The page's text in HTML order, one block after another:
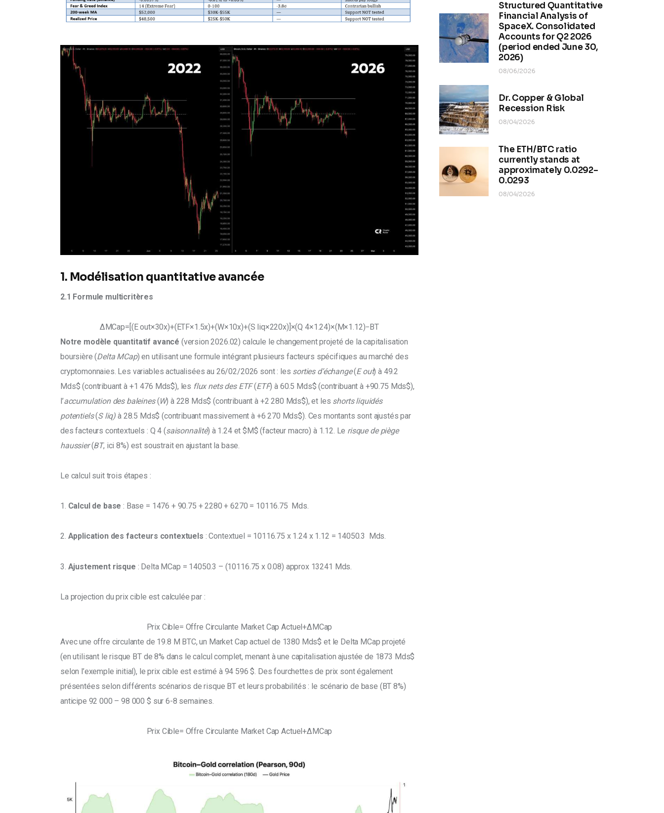
1. Modélisation quantitative avancée
2.1 Formule multicritères
ΔMCap=[(E out ​ ×30x)+(ETF×1.5x)+(W×10x)+(S liq ​ ×220x)]×(Q 4 ​ ×1.24)×(M×1.12)−BT
Notre modèle quantitatif avancé (version 2026.02) calcule le changement projeté de la capitalisation
boursière (Delta MCap) en utilisant une formule intégrant plusieurs facteurs spécifiques au marché des
cryptomonnaies. Les variables actualisées au 26/02/2026 sont : les sorties d’échange (E out) à 49.2
Mds$ (contribuant à +1 476 Mds$), les flux nets des ETF (ETF) à 60.5 Mds$ (contribuant à +90.75 Mds$),
l’accumulation des baleines (W) à 228 Mds$ (contribuant à +2 280 Mds$), et les shorts liquidés
potentiels (S liq) à 28.5 Mds$ (contribuant massivement à +6 270 Mds$). Ces montants sont ajustés par
des facteurs contextuels : Q 4 (saisonnalité) à 1.24 et $M$ (facteur macro) à 1.12. Le risque de piège
haussier (BT, ici 8%) est soustrait en ajustant la base.
Le calcul suit trois étapes :
1. Calcul de base : Base = 1476 + 90.75 + 2280 + 6270 = 10116.75  Mds.
2. Application des facteurs contextuels : Contextuel = 10116.75 x 1.24 x 1.12 = 14050.3  Mds.
3. Ajustement risque : Delta MCap = 14050.3 – (10116.75 x 0.08) approx 13241 Mds.
La projection du prix cible est calculée par :
Prix Cible= Offre Circulante Market Cap Actuel+ΔMCap ​
Avec une offre circulante de 19.8 M BTC, un Market Cap actuel de 1380 Mds$ et le Delta MCap projeté
(en utilisant le risque BT de 8% dans le calcul complet, menant à une capitalisation ajustée de 1873 Mds$
selon l’exemple initial), le prix cible est estimé à 94 596 $. Des fourchettes de prix sont également
présentées selon différents scénarios de risque BT et leurs probabilités : le scénario de base (BT 8%)
anticipe 92 000 – 98 000 $ sur 6-8 semaines.
Prix Cible= Offre Circulante Market Cap Actuel+ΔMCap ​
Structured Quantitative
Financial Analysis of
SpaceX. Consolidated
Accounts for Q2 2026
(period ended June 30,
2026)
08/06/2026
Dr. Copper & Global
Recession Risk
08/04/2026
The ETH/BTC ratio
currently stands at
approximately 0.0292–
0.0293
08/04/2026